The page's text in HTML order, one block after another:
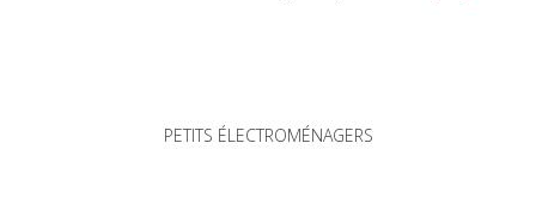
PETITS ÉLECTROMÉNAGERS